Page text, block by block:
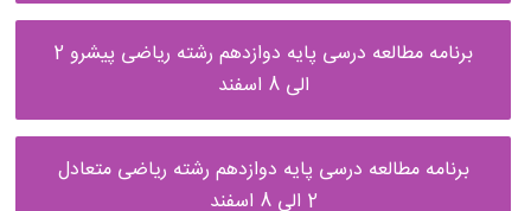
برنامه مطالعه درسی پایه دوازدهم رشته ریاضی پیشرو 2
الی 8 اسفند
برنامه مطالعه درسی پایه دوازدهم رشته ریاضی متعادل
2 الی 8 اسفند